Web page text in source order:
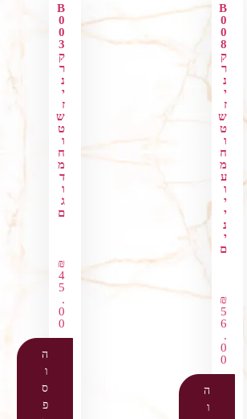
B
0
0
8
ק
ר
נ
י
ז
ש
ט
ו
ח
מ
ע
ו
י
י
נ
י
ם
₪
5
6
.
0
0
ה
ו
B
0
0
3
ק
ר
נ
י
ז
ש
ט
ו
ח
מ
ד
ו
ג
ם
₪
4
5
.
0
0
ה
ו
ס
פ